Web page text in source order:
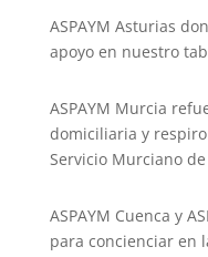
ASPAYM Asturias
apoyo en nuestro
ASPAYM Murcia
domiciliaria y
Servicio Murciano
ASPAYM Cuenca y
para concienciar en